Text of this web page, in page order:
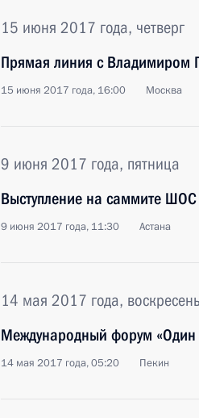
15 июня 2017 года, четверг
Прямая линия с Владимиром
15 июня 2017 года, 16:00 Москва
9 июня 2017 года, пятница
Выступление на саммите
9 июня 2017 года, 11:30 Астана
14 мая 2017 года,
Международный форум «Один
14 мая 2017 года, 05:20 Пекин